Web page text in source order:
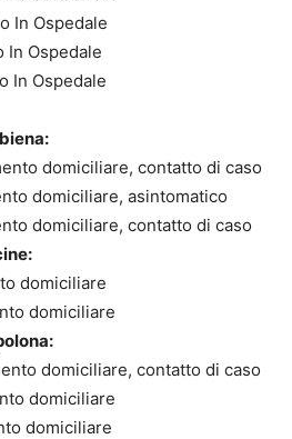
In Ospedale
In Ospedale
In Ospedale
domiciliare, contatto di caso
domiciliare, asintomatico
domiciliare, contatto di caso
domiciliare
domiciliare
domiciliare, contatto di caso
domiciliare
domiciliare